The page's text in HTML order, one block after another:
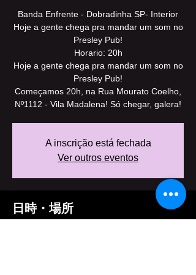
Banda Enfrente - Dobradinha SP- Interior
Hoje a gente chega pra mandar um som no
Presley Pub!
Horario: 20h
Hoje a gente chega pra mandar um som no
Presley Pub!
Começamos 20h, na Rua Mourato Coelho,
Nº1112 - Vila Madalena! Só chegar, galera!
A inscrição está fechada
Ver outros eventos
日時・場所